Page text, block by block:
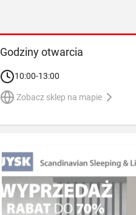
Godziny otwarcia
10:00-13:00
Zobacz sklep na mapie